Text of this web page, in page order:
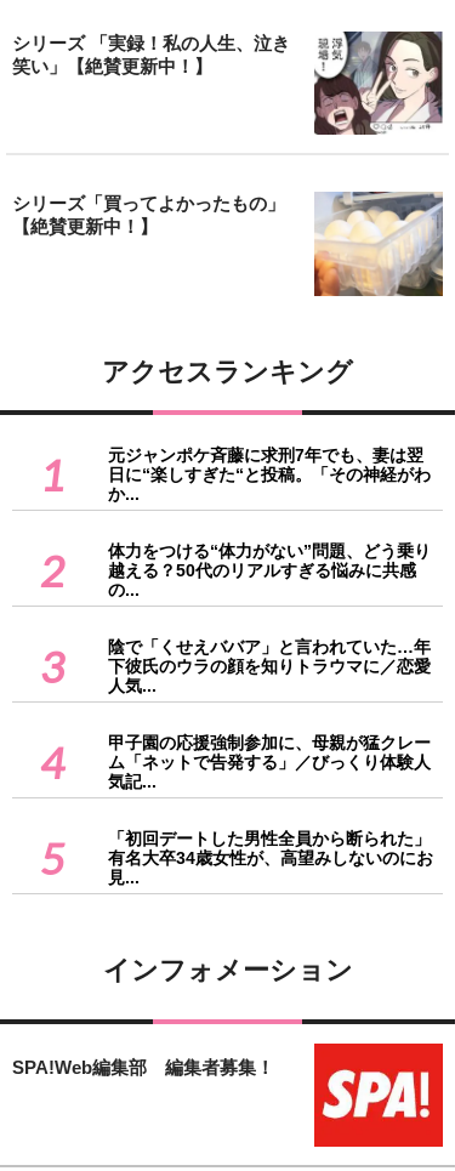
シリーズ 「実録！私の人生、泣き
笑い」【絶賛更新中！】
シリーズ「買ってよかったもの」
【絶賛更新中！】
アクセスランキング
1
元ジャンポケ斉藤に求刑7年でも、妻は翌
日に“楽しすぎた“と投稿。「その神経がわ
か...
2
体力をつける“体力がない”問題、どう乗り
越える？50代のリアルすぎる悩みに共感
の...
3
陰で「くせえババア」と言われていた…年
下彼氏のウラの顔を知りトラウマに／恋愛
人気...
4
甲子園の応援強制参加に、母親が猛クレー
ム「ネットで告発する」／びっくり体験人
気記...
5
「初回デートした男性全員から断られた」
有名大卒34歳女性が、高望みしないのにお
見...
インフォメーション
SPA!Web編集部 編集者募集！